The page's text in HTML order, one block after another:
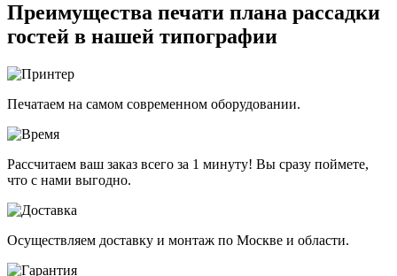
Преимущества печати плана рассадки
гостей в нашей типографии
Печатаем на самом современном оборудовании.
Рассчитаем ваш заказ всего за 1 минуту! Вы сразу поймете,
что с нами выгодно.
Осуществляем доставку и монтаж по Москве и области.